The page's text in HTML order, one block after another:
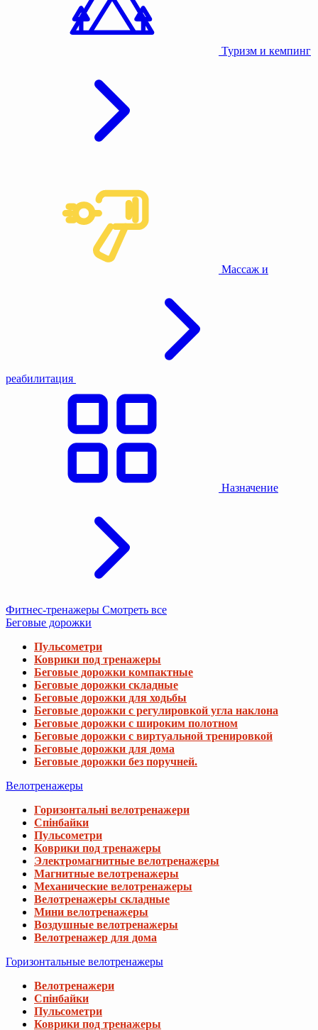
Туризм и кемпинг
Массаж и
реабилитация
Назначение
Фитнес-тренажеры Смотреть все
Беговые дорожки
Пульсометри
Коврики под тренажеры
Беговые дорожки компактные
Беговые дорожки складные
Беговые дорожки для ходьбы
Беговые дорожки с регулировкой угла наклона
Беговые дорожки с широким полотном
Беговые дорожки с виртуальной тренировкой
Беговые дорожки для дома
Беговые дорожки без поручней.
Велотренажеры
Горизонтальні велотренажери
Спінбайки
Пульсометри
Коврики под тренажеры
Электромагнитные велотренажеры
Магнитные велотренажеры
Механические велотренажеры
Велотренажеры складные
Мини велотренажеры
Воздушные велотренажеры
Велотренажер для дома
Горизонтальные велотренажеры
Велотренажери
Спінбайки
Пульсометри
Коврики под тренажеры